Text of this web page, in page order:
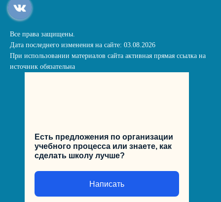
Все права защищены.
Дата последнего изменения на сайте: 03.08.2026
При использовании материалов сайта активная прямая ссылка на
источник обязательна
Есть предложения по организации
учебного процесса или знаете, как
сделать школу лучше?
Написать